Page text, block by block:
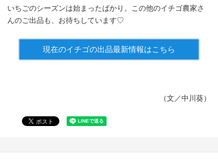
いちごのシーズンは始まったばかり。この他のイチゴ農家さ
んのご出品も、お待ちしています♡
現在のイチゴの出品最新情報はこちら
（文／中川葵）